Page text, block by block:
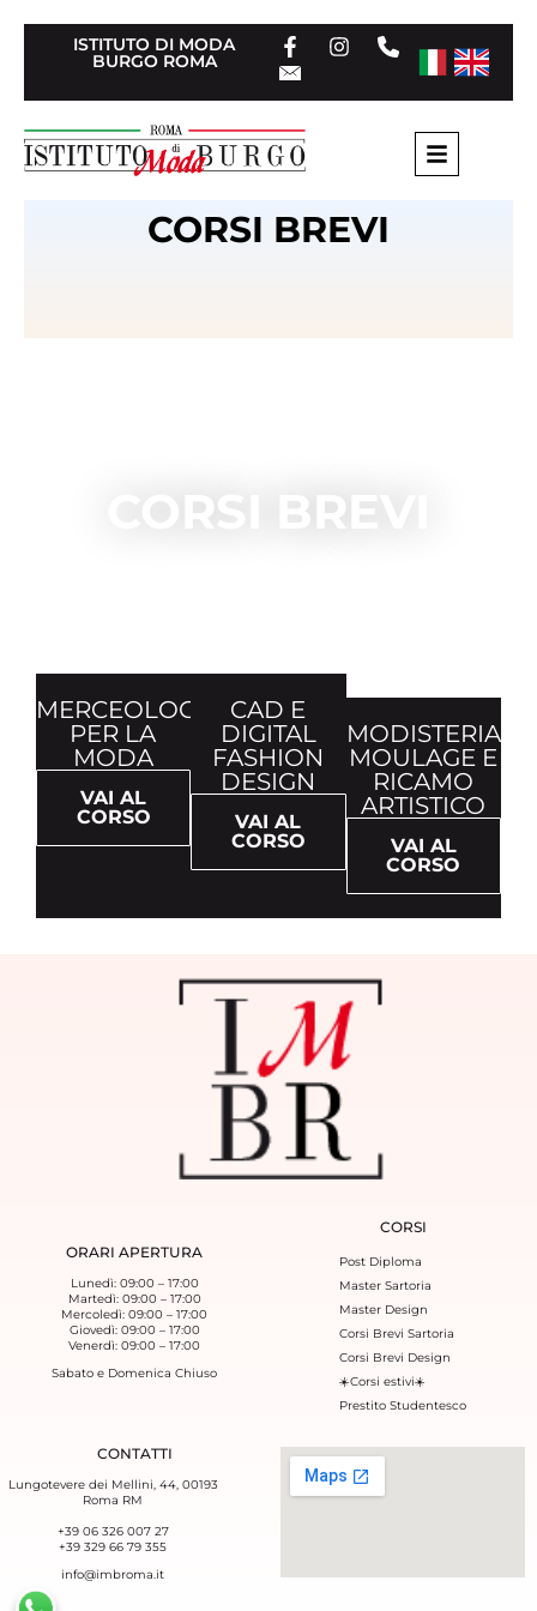
ISTITUTO DI MODA
BURGO ROMA
CORSI BREVI
CORSI BREVI
MERCEOLOGIA
PER LA
MODA
VAI AL
CORSO
CAD E
DIGITAL
FASHION
DESIGN
VAI AL
CORSO
MODISTERIA,
MOULAGE E
RICAMO
ARTISTICO
VAI AL
CORSO
ORARI APERTURA
Lunedì: 09:00 – 17:00
Martedì: 09:00 – 17:00
Mercoledì: 09:00 – 17:00
Giovedì: 09:00 – 17:00
Venerdì: 09:00 – 17:00
Sabato e Domenica Chiuso
CORSI
Post Diploma
Master Sartoria
Master Design
Corsi Brevi Sartoria
Corsi Brevi Design
☀️Corsi estivi☀️
Prestito Studentesco
CONTATTI
Lungotevere dei Mellini, 44, 00193
Roma RM
+39 06 326 007 27
+39 329 66 79 355‬
info@imbroma.it